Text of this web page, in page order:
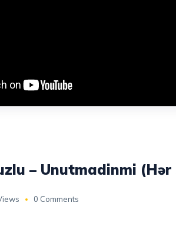
– Unutmadinmi
0 Comments